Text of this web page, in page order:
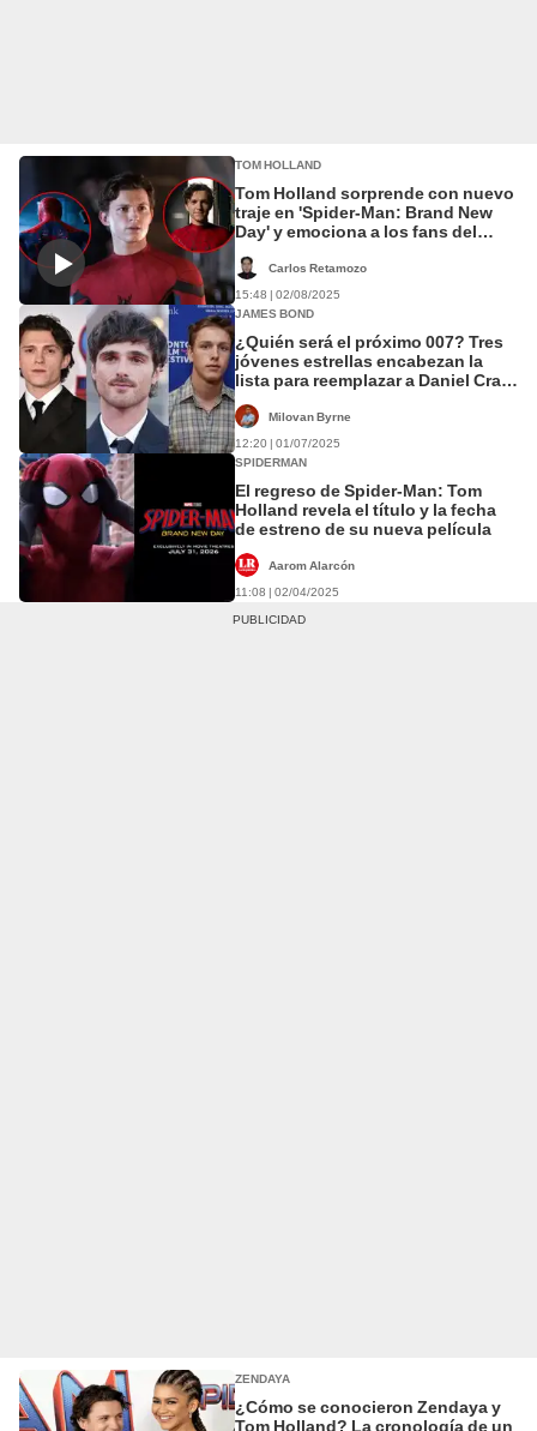
TOM HOLLAND
Tom Holland sorprende con nuevo
traje en 'Spider-Man: Brand New
Day' y emociona a los fans del
Carlos Retamozo
15:48 | 02/08/2025
JAMES BOND
¿Quién será el próximo 007? Tres
jóvenes estrellas encabezan la
lista para reemplazar a Daniel Craig
Milovan Byrne
12:20 | 01/07/2025
SPIDERMAN
El regreso de Spider-Man: Tom
Holland revela el título y la fecha
de estreno de su nueva película
Aarom Alarcón
11:08 | 02/04/2025
ZENDAYA
¿Cómo se conocieron Zendaya y
Tom Holland? La cronología de un